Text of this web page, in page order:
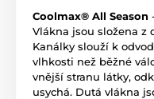
Coolmax® All Season
Vlákna jsou složena z
Kanálky slouží k
vlhkosti než běžné
vnější stranu látky,
usychá. Dutá vlákna